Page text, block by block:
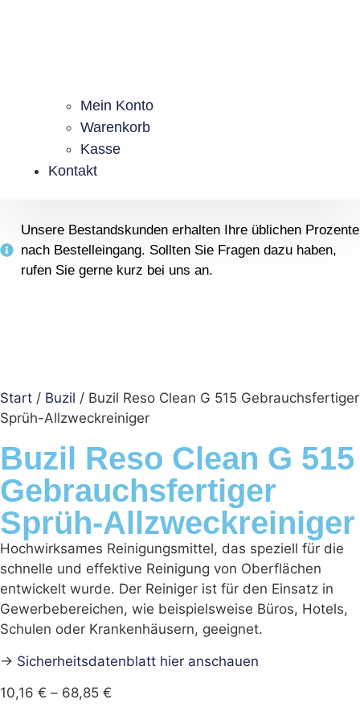
Mein Konto
Warenkorb
Kasse
Kontakt
Unsere Bestandskunden erhalten Ihre üblichen Prozente
nach Bestelleingang. Sollten Sie Fragen dazu haben,
rufen Sie gerne kurz bei uns an.
Start / Buzil / Buzil Reso Clean G 515 Gebrauchsfertiger
Sprüh-Allzweckreiniger
Buzil Reso Clean G 515
Gebrauchsfertiger
Sprüh-Allzweckreiniger
Hochwirksames Reinigungsmittel, das speziell für die
schnelle und effektive Reinigung von Oberflächen
entwickelt wurde. Der Reiniger ist für den Einsatz in
Gewerbebereichen, wie beispielsweise Büros, Hotels,
Schulen oder Krankenhäusern, geeignet.
→ Sicherheitsdatenblatt hier anschauen
10,16 € – 68,85 €